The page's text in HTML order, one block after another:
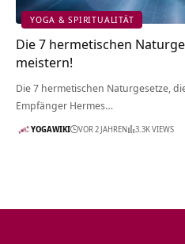
YOGA & SPIRITUALITÄT
Die 7 hermetischen
meistern!
Die 7 hermetischen Naturgesetze,
Empfänger Hermes…
YOGAWIKI VOR 2 JAHREN 3.3K VIEWS